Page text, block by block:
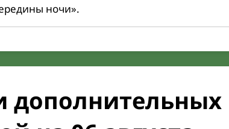
ночи».
дополнительных